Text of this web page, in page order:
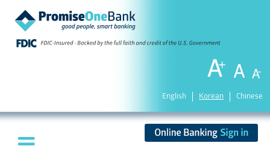
English Korean Chinese